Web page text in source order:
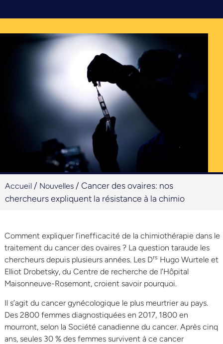
Accueil / Nouvelles / Cancer des ovaires: nos
chercheurs expliquent la résistance à la chimio
Comment expliquer l’inefficacité de la chimiothérapie dans le
traitement du cancer des ovaires ? La question taraude les
chercheurs depuis plusieurs années. Les Drs Hugo Wurtele et
Elliot Drobetsky, du Centre de recherche de l’Hôpital
Maisonneuve-Rosemont, croient savoir pourquoi.
Il s’agit du cancer gynécologique le plus meurtrier au pays.
Des 2800 femmes diagnostiquées en 2017, 1800 en
mourront, selon la Société canadienne du cancer. Après cinq
ans, seules 30 % des femmes survivent à ce cancer